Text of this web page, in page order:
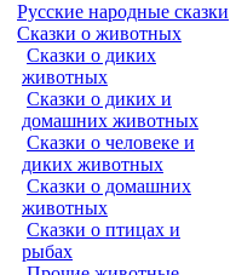
Русские народные сказки
Сказки о животных
Сказки о диких
животных
Сказки о диких и
домашних животных
Сказки о человеке и
диких животных
Сказки о домашних
животных
Сказки о птицах и
рыбах